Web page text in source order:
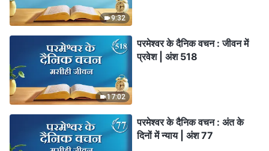
9:32
17:02
परमेश्वर के दैनिक वचन : जीवन में
प्रवेश | अंश 518
परमेश्वर के दैनिक वचन : अंत के
दिनों में न्याय | अंश 77